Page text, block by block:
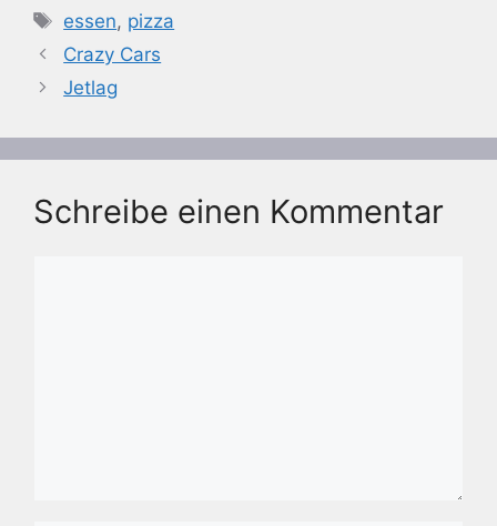
Schlagwörter
essen, pizza
Crazy Cars
Jetlag
Schreibe einen Kommentar